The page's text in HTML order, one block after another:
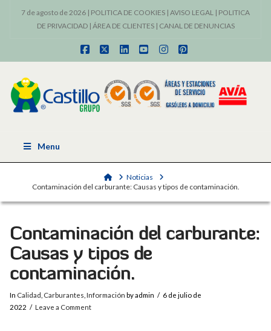
7 de agosto de 2026 | POLITICA DE COOKIES | AVISO LEGAL | POLITICA
DE PRIVACIDAD| ÁREA DE CLIENTES| CANAL DE DENUNCIAS
Facebook
X LinkedInYouTubeInstagram
Pinterest
Menu
HomeNoticias
Contaminación del carburante: Causas y tipos de contaminación.
Contaminación del carburante:
Causas y tipos de
contaminación.
In Calidad Carburantes Información by admin
6 de julio de
2022
Leave a Comment